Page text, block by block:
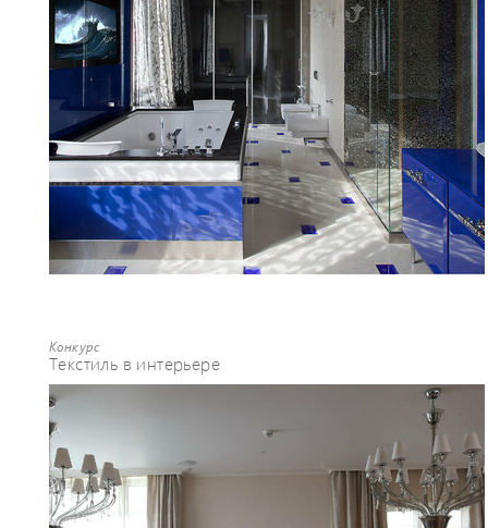
Конкурс
Текстиль в интерьере